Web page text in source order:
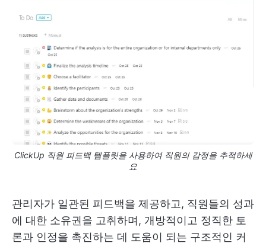
ClickUp 직원 피드백 템플릿을 사용하여 직원의 감정을 추적하세
요
관리자가 일관된 피드백을 제공하고, 직원들의 성과
에 대한 소유권을 고취하며, 개방적이고 정직한 토
론과 인정을 촉진하는 데 도움이 되는 구조적인 커